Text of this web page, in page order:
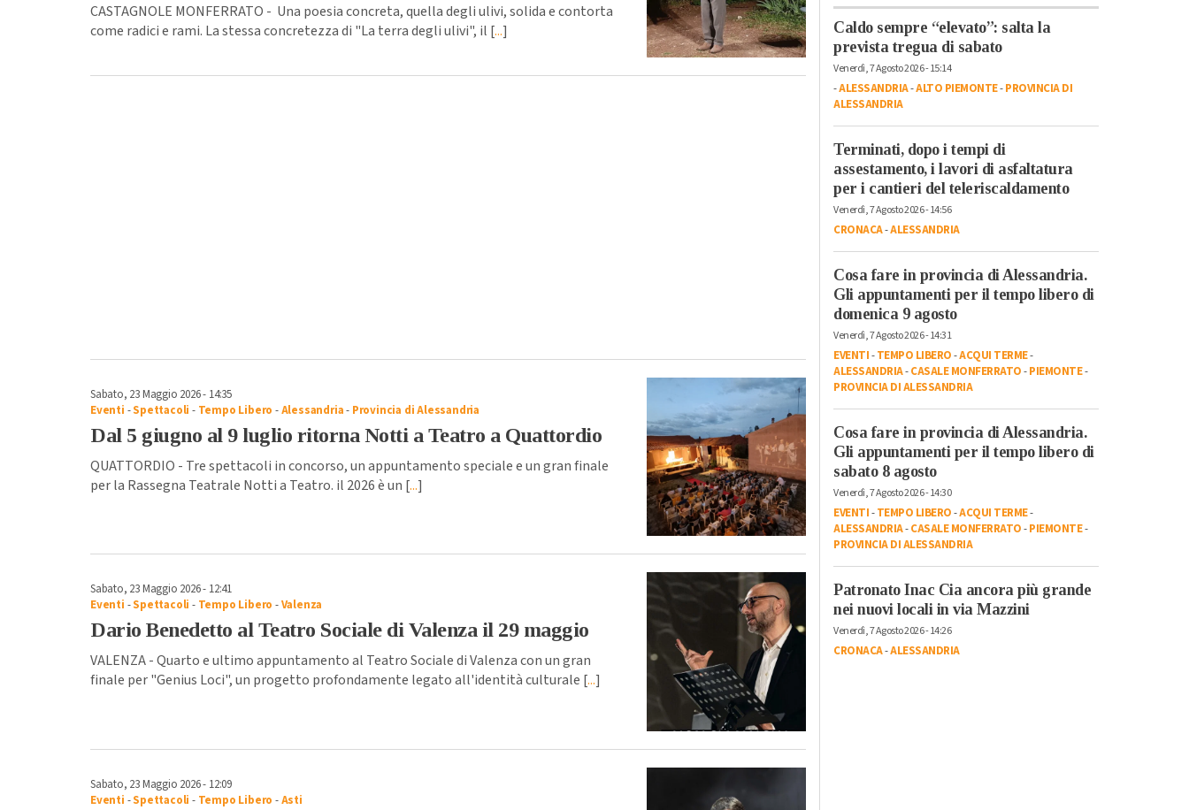
CASTAGNOLE MONFERRATO - Una poesia concreta, quella degli ulivi, solida e contorta
come radici e rami. La stessa concretezza di "La terra degli ulivi", il [...]
Sabato, 23 Maggio 2026 - 14:35
Eventi -Spettacoli - Tempo Libero -Alessandria- Provincia di Alessandria
Dal 5 giugno al 9 luglio ritorna Notti a Teatro a Quattordio
QUATTORDIO - Tre spettacoli in concorso, un appuntamento speciale e un gran finale
per la Rassegna Teatrale Notti a Teatro. il 2026 è un [...]
Sabato, 23 Maggio 2026 - 12:41
Eventi -Spettacoli - Tempo Libero -Valenza
Dario Benedetto al Teatro Sociale di Valenza il 29 maggio
VALENZA - Quarto e ultimo appuntamento al Teatro Sociale di Valenza con un gran
finale per "Genius Loci", un progetto profondamente legato all'identità culturale [...]
Sabato, 23 Maggio 2026 - 12:09
Eventi -Spettacoli - Tempo Libero -Asti
Caldo sempre “elevato”: salta la
prevista tregua di sabato
Venerdì, 7 Agosto 2026 - 15:14
-ALESSANDRIA-ALTO PIEMONTE-PROVINCIA DI
ALESSANDRIA
Terminati, dopo i tempi di
assestamento, i lavori di asfaltatura
per i cantieri del teleriscaldamento
Venerdì, 7 Agosto 2026 - 14:56
CRONACA-ALESSANDRIA
Cosa fare in provincia di Alessandria.
Gli appuntamenti per il tempo libero di
domenica 9 agosto
Venerdì, 7 Agosto 2026 - 14:31
EVENTI-TEMPO LIBERO-ACQUI TERME-
ALESSANDRIA-CASALE MONFERRATO-PIEMONTE-
PROVINCIA DI ALESSANDRIA
Cosa fare in provincia di Alessandria.
Gli appuntamenti per il tempo libero di
sabato 8 agosto
Venerdì, 7 Agosto 2026 - 14:30
EVENTI-TEMPO LIBERO-ACQUI TERME-
ALESSANDRIA-CASALE MONFERRATO-PIEMONTE-
PROVINCIA DI ALESSANDRIA
Patronato Inac Cia ancora più grande
nei nuovi locali in via Mazzini
Venerdì, 7 Agosto 2026 - 14:26
CRONACA-ALESSANDRIA